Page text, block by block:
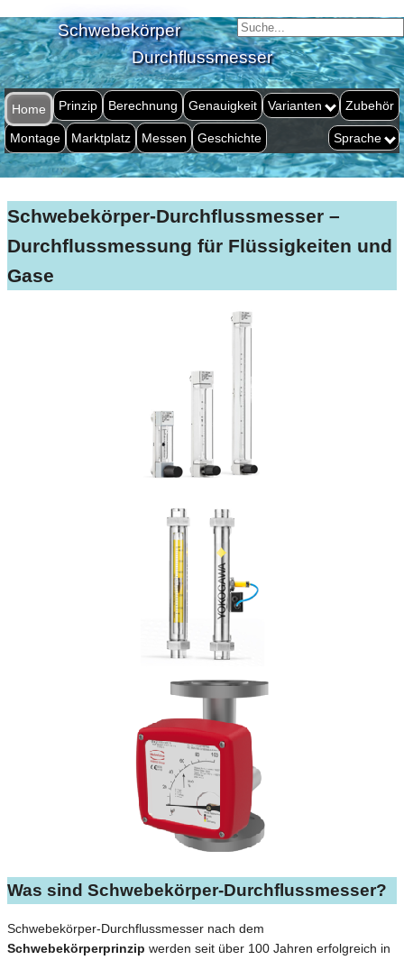
Schwebekörper
Durchflussmesser
Home Prinzip Berechnung Genauigkeit Varianten Zubehör
Montage Marktplatz Messen Geschichte Sprache
Schwebekörper-Durchflussmesser –
Durchflussmessung für Flüssigkeiten und
Gase
Was sind Schwebekörper-Durchflussmesser?
Schwebekörper-Durchflussmesser nach dem
Schwebekörperprinzip werden seit über 100 Jahren erfolgreich in